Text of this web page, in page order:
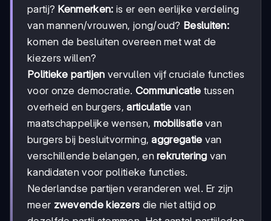
partij? Kenmerken: is er een eerlijke verdeling
van mannen/vrouwen, jong/oud? Besluiten:
komen de besluiten overeen met wat de
kiezers willen?
Politieke partijen vervullen vijf cruciale functies
voor onze democratie. Communicatie tussen
overheid en burgers,articulatie van
maatschappelijke wensen, mobilisatievan
burgers bij besluitvorming,aggregatie van
verschillende belangen, enrekrutering van
kandidaten voor politieke functies.
Nederlandse partijen veranderen wel. Er zijn
meer zwevende kiezers die niet altijd op